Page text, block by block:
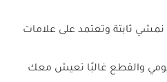
ثابتة وتعتمد على علامات
والقطع غالبًا تعيش معك